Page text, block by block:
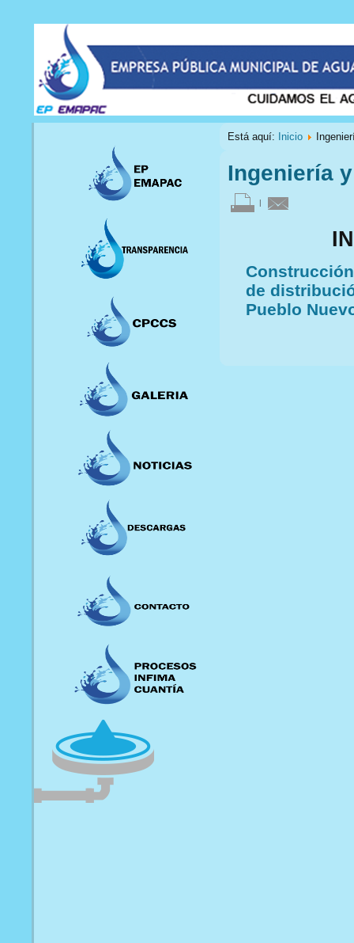
Está aquí: Inicio
Ingeniería
|
de
Pueblo